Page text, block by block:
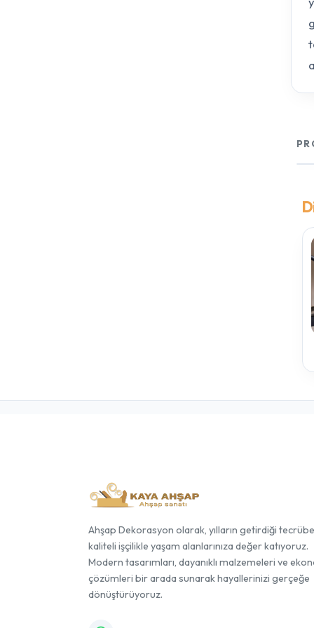
Ahşap Dekorasyon olarak, yılların getirdiği
kaliteli işçilikle yaşam alanlarınıza değer katıyoruz.
Modern tasarımları, dayanıklı malzemeleri ve
çözümleri bir arada sunarak hayallerinizi gerçeğe
dönüştürüyoruz.